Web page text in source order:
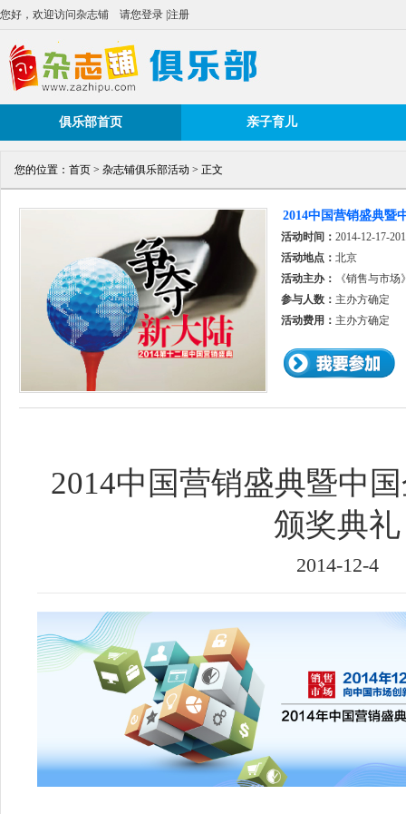
您好，欢迎访问杂志铺 请您登录 注册
俱乐部首页 亲子育儿
您的位置： 首页 > 杂志铺俱乐部活动 > 正文
2014中国营销盛典暨
活动时间： 2014-12-17-
活动地点： 北京
活动主办：
《销售与市场
参与人数： 主办方确定
活动费用： 主办方确定
2014中国营销盛典暨中
颁奖典礼
2014-12-4